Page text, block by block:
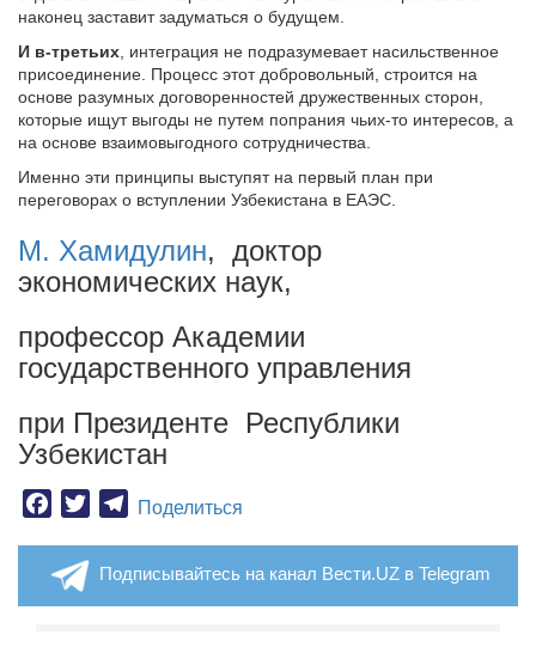
наконец заставит задуматься о будущем.
И в-третьих , интеграция не подразумевает насильственное
присоединение. Процесс этот добровольный, строится на
основе разумных договоренностей дружественных сторон,
которые ищут выгоды не путем попрания чьих-то интересов, а
на основе взаимовыгодного сотрудничества.
Именно эти принципы выступят на первый план при
переговорах о вступлении Узбекистана в ЕАЭС.
М. Хамидулин, доктор
экономических наук,
профессор Академии
государственного управления
при Президенте Республики
Узбекистан
Facebook
TwitterTelegram
Поделиться
Подписывайтесь на канал Вести.UZ в Telegram